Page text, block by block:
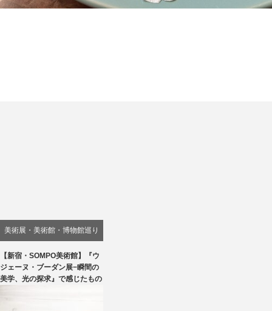
美術展・美術館・博物館巡り
【新宿・SOMPO美術館】『ウ
ジェーヌ・ブーダン展−瞬間の
美学、光の探求』で感じたもの